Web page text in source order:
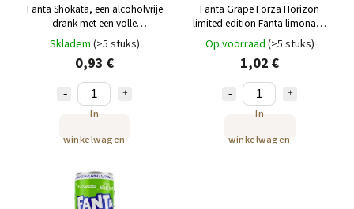
Fanta Shokata, een alcoholvrije
drank met een volle
smaakcombinatie van citroen en
vlierbloesem, 250 ml.
Skladem (>5 stuks)
0,93 €
In
winkelwagen
Fanta Grape Forza Horizon
limited edition Fanta limonade
met druivensmaak 250 ml
Op voorraad (>5 stuks)
1,02 €
In
winkelwagen